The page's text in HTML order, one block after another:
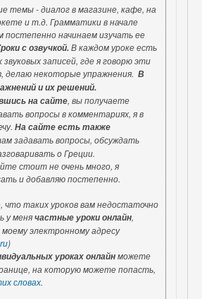
темы - диалог в магазине, кафе, на
и т.д. Грамматики в начале
постепенно начинаем изучать ее
с озвучкой.В каждом уроке есть
звуковых записей, где я говорю эти
делаю некоторые упражнения. В
и их решений.
на сайте, вы получаете
вопросы в комментариях, я в
На сайте есть также
задавать вопросы, обсуждать
о Греции.
стоит не очень много, я
и добавляю постепенно.
что таких уроков вам недостаточно
у менячастные уроки онлайн,
электронному адресу
)
уроках онлайнможете
на которую можете попасть,
словах.